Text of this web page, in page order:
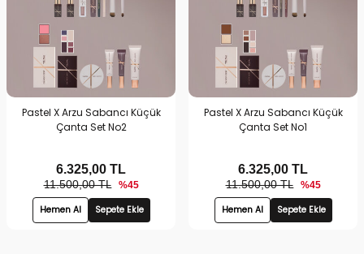
Pastel X Arzu Sabancı Küçük
Çanta Set No2
11.500,00 TL %45
6.325,00 TL
Hemen Al Sepete Ekle
Pastel X Arzu Sabancı Küçük
Çanta Set No1
11.500,00 TL %45
6.325,00 TL
Hemen Al Sepete Ekle